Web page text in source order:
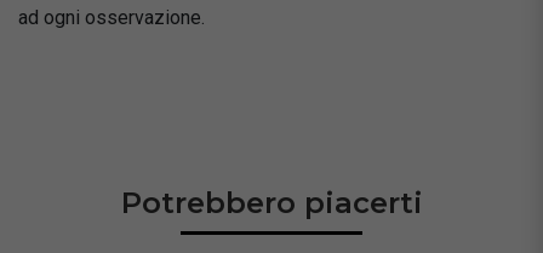
ad ogni osservazione.
Potrebbero piacerti